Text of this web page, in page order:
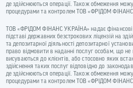
де здійснюються операції. Також обмеження
процедурами та контролем ТОВ «ФРІДОМ
ТОВ «ФРІДОМ ФІНАНС УКРАЇНА» надає фінансові
підставі державних безстрокових ліцензій на
та депозитарної діяльності депозитарної
право відмовити в наданні послуг особам, що не
висуваються до клієнтів, або стосовно яких
здійснення таких послуг відповідно до
де здійснюються операції. Також обмеження
процедурами та контролем ТОВ «ФРІДОМ